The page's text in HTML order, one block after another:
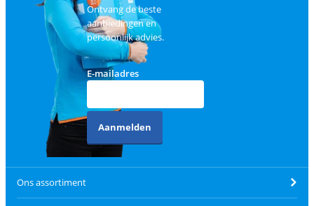
Ontvang de beste
aanbiedingen en
persoonlijk advies.
E-mailadres
Aanmelden
Ons assortiment